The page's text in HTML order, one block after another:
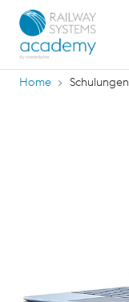
Home Schulungen